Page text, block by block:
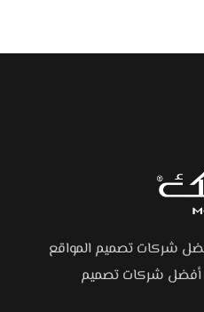
شركات تصميم المواقع
أفضل شركات تصميم